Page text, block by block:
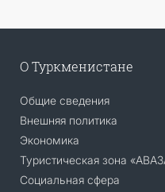
О Туркменистане
Общие сведения
Внешняя политика
Экономика
Туристическая зона
Социальная сфера